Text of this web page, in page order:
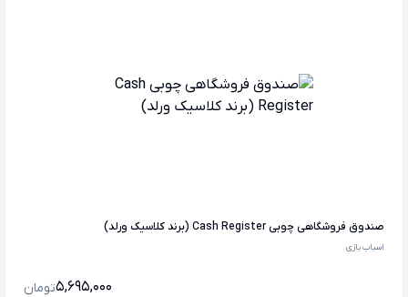
صندوق فروشگاهی چوبی Cash Register (برند کلاسیک ورلد)
اسباب بازی
5,695,000تومان